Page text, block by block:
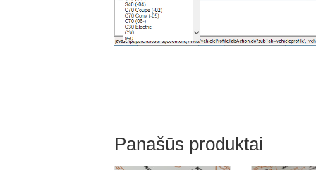
Panašūs produktai